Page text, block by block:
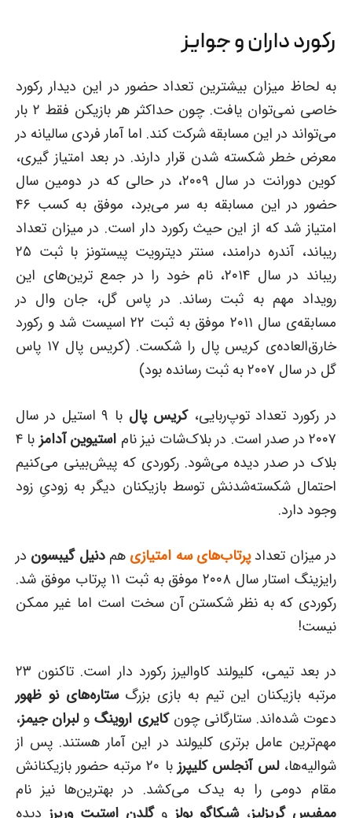
رکورد داران و جوایز
به لحاظ میزان بیشترین تعداد حضور در این دیدار رکورد
خاصی نمی‌توان یافت. چون حداکثر هر بازیکن فقط ۲ بار
می‌تواند در این مسابقه شرکت کند. اما آمار فردی سالیانه در
معرض خطر شکسته شدن قرار دارند. در بعد امتیاز گیری،
کوین دورانت در سال ۲۰۰۹، در حالی که در دومین سال
حضور در این مسابقه به سر می‌برد، موفق به کسب ۴۶
امتیاز شد که از این حیث رکورد دار است. در میزان تعداد
ریباند، آندره درامند، سنتر دیترویت پیستونز با ثبت ۲۵
ریباند در سال ۲۰۱۴، نام خود را در جمع ترین‌های این
رویداد مهم به ثبت رساند. در پاس گل، جان وال در
مسابقه‌ی سال ۲۰۱۱ موفق به ثبت ۲۲ اسیست شد و رکورد
خارق‌العاده‌ی کریس پال را شکست. (کریس پال ۱۷ پاس
گل در سال ۲۰۰۷ به ثبت رسانده بود)
در رکورد تعداد توپ‌ربایی،کریس پال
با ۹ استیل در سال
۲۰۰۷ در صدر است. در بلاک‌شات نیز نام
استیوین آدامز
با ۴
بلاک در صدر دیده می‌شود. رکوردی که پیش‌بینی می‌کنیم
احتمال شکسته‌شدنش توسط بازیکنان دیگر به زودیِ زود
وجود دارد.
در میزان تعدادپرتاب‌های سه امتیازی همدنیل گیبسون در
رایزینگ استار سال ۲۰۰۸ موفق به ثبت ۱۱ پرتاب موفق شد.
رکوردی که به نظر شکستن آن سخت است اما غیر ممکن
نیست!
در بعد تیمی، کلیولند کاوالیرز رکورد دار است. تاکنون ۲۳
مرتبه بازیکنان این تیم به بازی بزرگستاره‌های نو ظهور
دعوت شده‌اند. ستارگانی چونکایری اروینگولبران جیمز،
مهم‌ترین عامل برتری کلیولند در این آمار هستند. پس از
شوالیه‌ها،لس آنجلس کلیپرز
با ۲۰ مرتبه حضور بازیکنانش
مقام دومی را به یدک می‌کشد. در بهترین‌ها نیز نام
ممفیس گریزلیز،شیکاگو بولز وگلدن استیت وریرز دیده